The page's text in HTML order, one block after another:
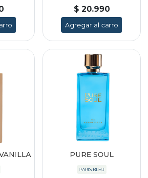
$ 20.990
Agregar al carro
PURE SOUL
PARIS BLEU